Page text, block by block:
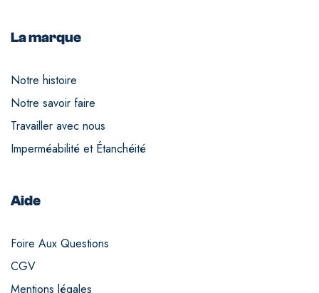
La marque
Notre histoire
Notre savoir faire
Travailler avec nous
Imperméabilité et Étanchéité
Aide
Foire Aux Questions
CGV
Mentions légales